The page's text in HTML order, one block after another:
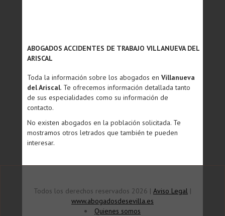
ABOGADOS ACCIDENTES DE TRABAJO VILLANUEVA DEL
ARISCAL
Toda la información sobre los abogados en Villanueva
del Ariscal. Te ofrecemos información detallada tanto
de sus especialidades como su información de
contacto.
No existen abogados en la población solicitada. Te
mostramos otros letrados que también te pueden
interesar.
Todos los derechos reservados 2026 | Aviso Legal |
www.abogadosdesevilla.es
Quienes somos